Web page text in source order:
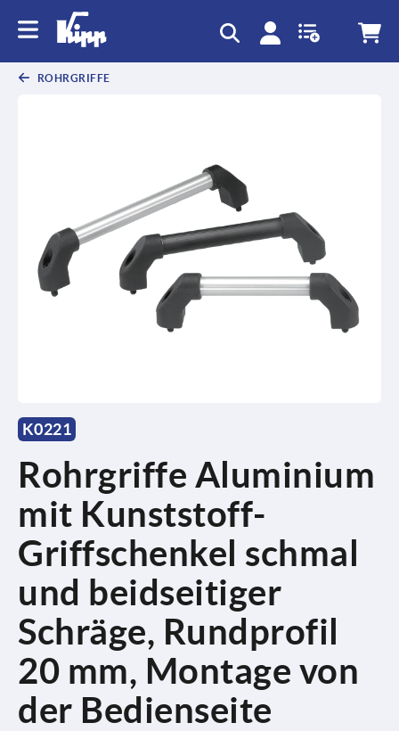
ROHRGRIFFE
K0221
Rohrgriffe Aluminium
mit Kunststoff-
Griffschenkel schmal
und beidseitiger
Schräge, Rundprofil
20 mm, Montage von
der Bedienseite